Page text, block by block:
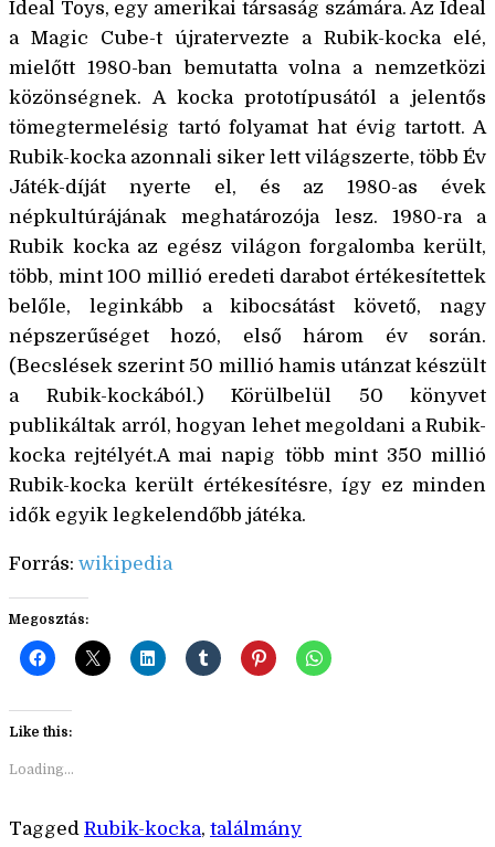
Ideal Toys, egy amerikai társaság számára. Az Ideal
a Magic Cube-t újratervezte a Rubik-kocka elé,
mielőtt 1980-ban bemutatta volna a nemzetközi
közönségnek. A kocka prototípusától a jelentős
tömegtermelésig tartó folyamat hat évig tartott. A
Rubik-kocka azonnali siker lett világszerte, több Év
Játék-díját nyerte el, és az 1980-as évek
népkultúrájának meghatározója lesz. 1980-ra a
Rubik kocka az egész világon forgalomba került,
több, mint 100 millió eredeti darabot értékesítettek
belőle, leginkább a kibocsátást követő, nagy
népszerűséget hozó, első három év során.
(Becslések szerint 50 millió hamis utánzat készült
a Rubik-kockából.) Körülbelül 50 könyvet
publikáltak arról, hogyan lehet megoldani a Rubik-
kocka rejtélyét.A mai napig több mint 350 millió
Rubik-kocka került értékesítésre, így ez minden
idők egyik legkelendőbb játéka.
Forrás: wikipedia
Megosztás:
Like this:
Loading...
Tagged Rubik-kocka, találmány